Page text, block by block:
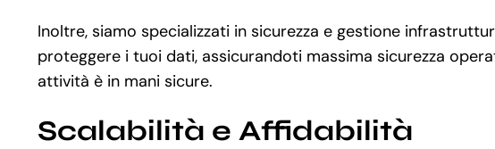
Inoltre, siamo specializzati in sicurezza e gestione
proteggere i tuoi dati, assicurandoti massima sicurezza
attività è in mani sicure.
Scalabilità e Affidabilità